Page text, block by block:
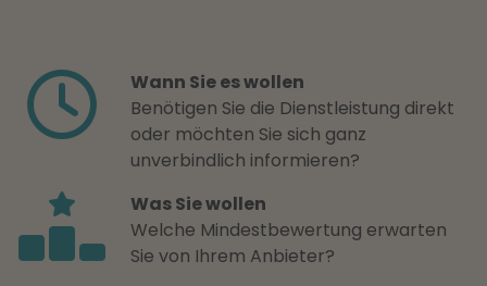
Wann Sie es wollen
Benötigen Sie die Dienstleistung direkt
oder möchten Sie sich ganz
unverbindlich informieren?
Was Sie wollen
Welche Mindestbewertung erwarten
Sie von Ihrem Anbieter?